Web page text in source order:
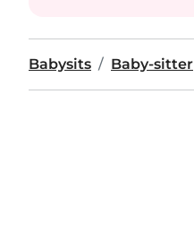
Babysits Baby-sitter